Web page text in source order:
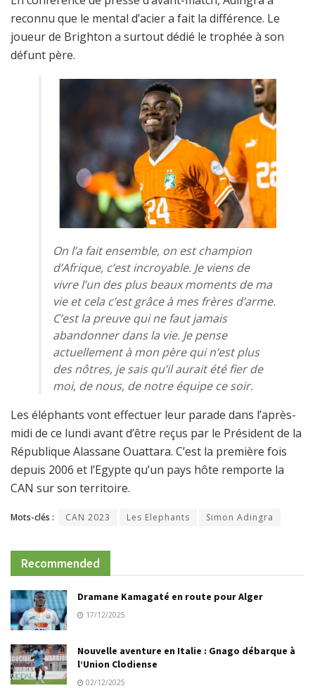
reconnu que le mental d’acier a fait la différence. Le
joueur de Brighton a surtout dédié le trophée à son
défunt père.
On l’a fait ensemble, on est champion
d’Afrique, c’est incroyable. Je viens de
vivre l’un des plus beaux moments de ma
vie et cela c’est grâce à mes frères d’arme.
C’est la preuve qui ne faut jamais
abandonner dans la vie. Je pense
actuellement à mon père qui n’est plus
des nôtres, je sais qu’il aurait été fier de
moi, de nous, de notre équipe ce soir.
Les éléphants vont effectuer leur parade dans l’après-
midi de ce lundi avant d’être reçus par le Président de la
République Alassane Ouattara. C’est la première fois
depuis 2006 et l’Egypte qu’un pays hôte remporte la
CAN sur son territoire.
Mots-clés : CAN 2023 Les Elephants Simon Adingra
Recommended
Dramane Kamagaté en route pour Alger
17/12/2025
Nouvelle aventure en Italie : Gnago débarque à
l’Union Clodiense
02/12/2025